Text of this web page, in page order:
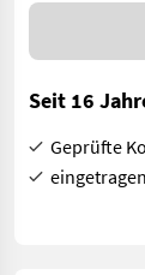
Seit 16
Geprüfte